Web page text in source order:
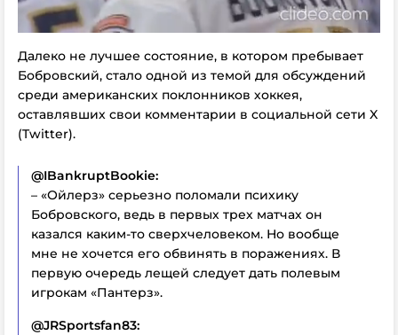
Далеко не лучшее состояние, в котором пребывает
Бобровский, стало одной из темой для обсуждений
среди американских поклонников хоккея,
оставлявших свои комментарии в социальной сети X
(Twitter).
@IBankruptBookie:
– «Ойлерз» серьезно поломали психику
Бобровского, ведь в первых трех матчах он
казался каким-то сверхчеловеком. Но вообще
мне не хочется его обвинять в поражениях. В
первую очередь лещей следует дать полевым
игрокам «Пантерз».
@JRSportsfan83: